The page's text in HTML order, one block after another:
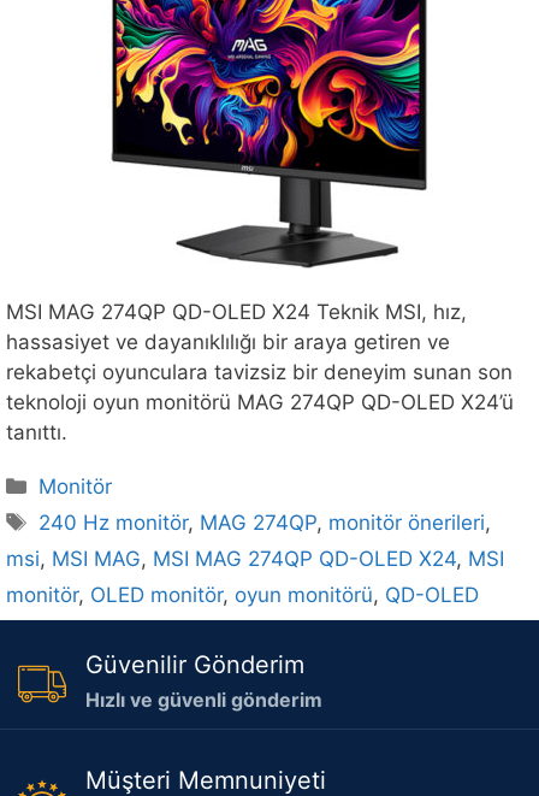
MSI MAG 274QP QD-OLED X24 Teknik MSI, hız,
hassasiyet ve dayanıklılığı bir araya getiren ve
rekabetçi oyunculara tavizsiz bir deneyim sunan son
teknoloji oyun monitörü MAG 274QP QD-OLED X24’ü
tanıttı.
Kategoriler
Monitör
Etiketler
240 Hz monitör, MAG 274QP, monitör önerileri,
msi, MSI MAG, MSI MAG 274QP QD-OLED X24, MSI
monitör, OLED monitör, oyun monitörü, QD-OLED
Güvenilir Gönderim
Hızlı ve güvenli gönderim
Müşteri Memnuniyeti